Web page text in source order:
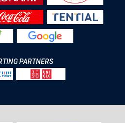
PARTNERS